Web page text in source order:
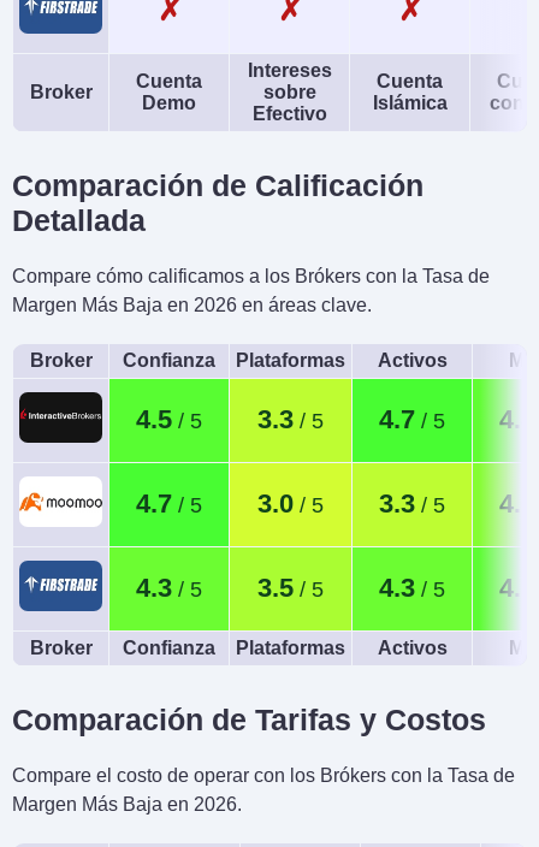
✗ ✗ ✗
Broker
Cuenta
Demo
Intereses
sobre
Efectivo
Cuenta
Islámica
Comparación de Calificación
Detallada
Compare cómo calificamos a los Brókers con la Tasa de
Margen Más Baja en 2026 en áreas clave.
Broker Confianza Plataformas Activos
4.5 3.3 4.7 4.4
4.7 3.0 3.3 4.0
4.3 3.5 4.3 4.5
Broker Confianza Plataformas Activos
Comparación de Tarifas y Costos
Compare el costo de operar con los Brókers con la Tasa de
Margen Más Baja en 2026.